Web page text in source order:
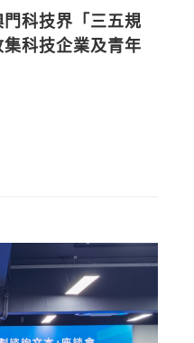
科技界「三五規
科技企業及青年